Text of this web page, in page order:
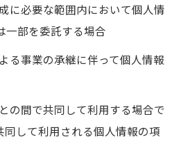
に必要な範囲内において個人情
一部を委託する場合
る事業の承継に伴って個人情報
の間で共同して利用する場合で
同して利用される個人情報の項